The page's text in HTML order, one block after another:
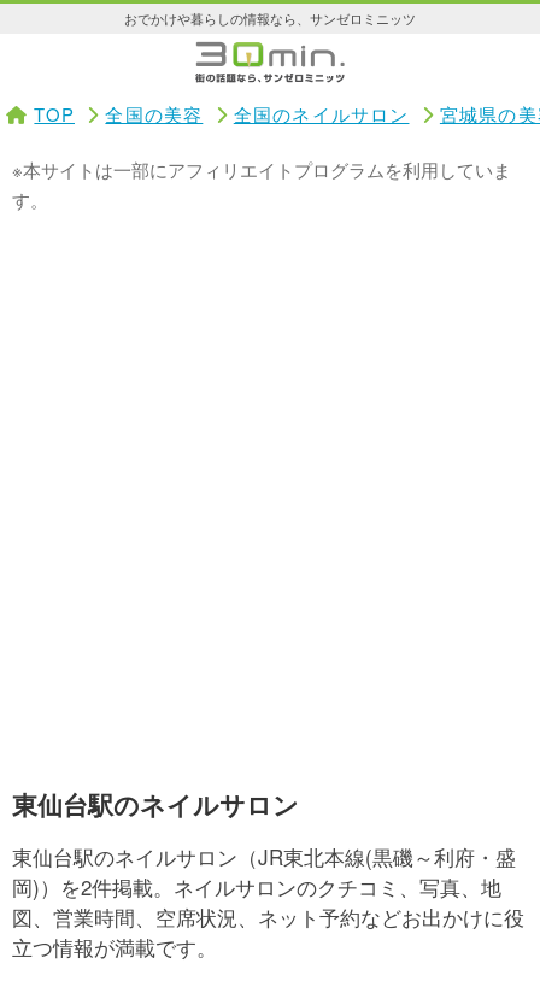
おでかけや暮らしの情報なら、サンゼロミニッツ
TOP 全国の美容 全国のネイルサロン 宮城県の
※本サイトは一部にアフィリエイトプログラムを利用していま
す。
東仙台駅のネイルサロン
東仙台駅のネイルサロン（JR東北本線(黒磯～利府・盛
岡)）を2件掲載。ネイルサロンのクチコミ、写真、地
図、営業時間、空席状況、ネット予約などお出かけに役
立つ情報が満載です。